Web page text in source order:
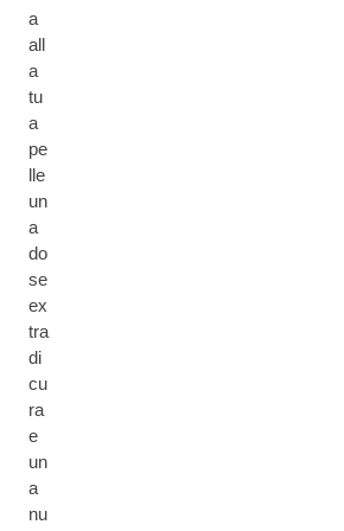
a
all
a
tu
a
pe
lle
un
a
do
se
ex
tra
di
cu
ra
e
un
a
nu